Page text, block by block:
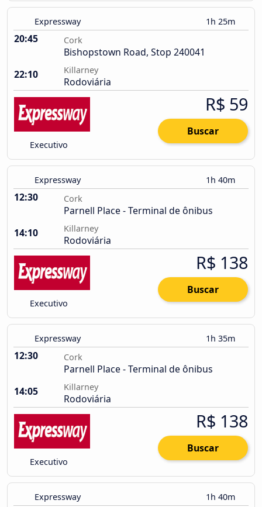
Expressway 1h 25m
20:45 Cork
Bishopstown Road, Stop 240041
22:10
Killarney
Rodoviária
Executivo
R$ 59
Buscar
Expressway 1h 40m
12:30 Cork
Parnell Place - Terminal de ônibus
14:10
Killarney
Rodoviária
Executivo
R$ 138
Buscar
Expressway 1h 35m
12:30 Cork
Parnell Place - Terminal de ônibus
14:05
Killarney
Rodoviária
Executivo
R$ 138
Buscar
Expressway 1h 40m